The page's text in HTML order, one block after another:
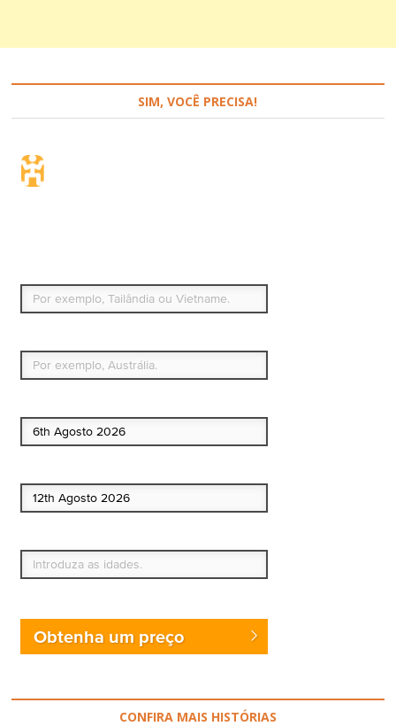
SIM, VOCÊ PRECISA!
Obtenha um preço
CONFIRA MAIS HISTÓRIAS